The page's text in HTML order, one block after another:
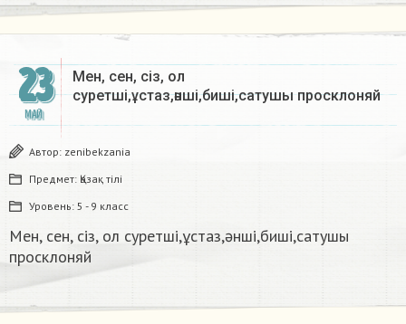
23
МАЙ
Мен, сен, сіз, ол
суретші,ұстаз,әнші,биші,сатушы просклоняй​
Автор: zenibekzania
Предмет: Қазақ тiлi
Уровень: 5 - 9 класс
Мен, сен, сіз, ол суретші,ұстаз,әнші,биші,сатушы
просклоняй​